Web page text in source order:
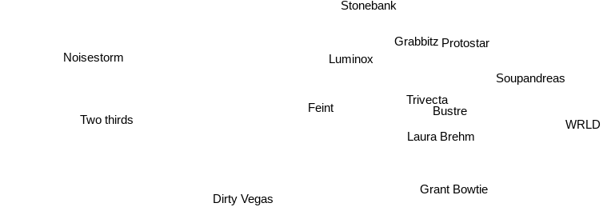
Noisestorm Luminox
Stonebank
Grabbitz
Two thirds
Dirty Vegas
Trivecta
Protostar
Laura Brehm
Grant Bowtie
Bustre